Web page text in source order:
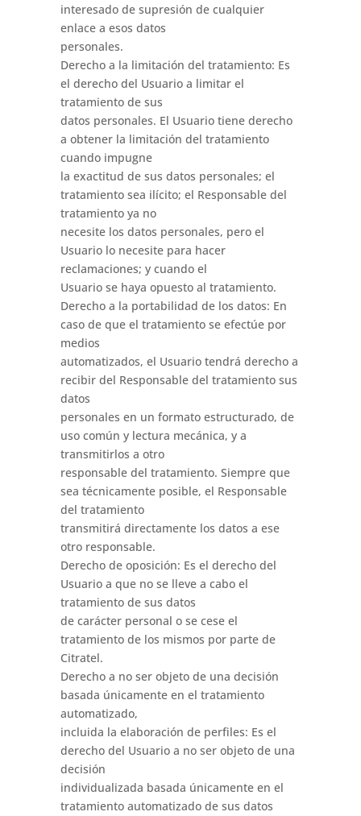
interesado de supresión de cualquier
enlace a esos datos
personales.
Derecho a la limitación del tratamiento: Es
el derecho del Usuario a limitar el
tratamiento de sus
datos personales. El Usuario tiene derecho
a obtener la limitación del tratamiento
cuando impugne
la exactitud de sus datos personales; el
tratamiento sea ilícito; el Responsable del
tratamiento ya no
necesite los datos personales, pero el
Usuario lo necesite para hacer
reclamaciones; y cuando el
Usuario se haya opuesto al tratamiento.
Derecho a la portabilidad de los datos: En
caso de que el tratamiento se efectúe por
medios
automatizados, el Usuario tendrá derecho a
recibir del Responsable del tratamiento sus
datos
personales en un formato estructurado, de
uso común y lectura mecánica, y a
transmitirlos a otro
responsable del tratamiento. Siempre que
sea técnicamente posible, el Responsable
del tratamiento
transmitirá directamente los datos a ese
otro responsable.
Derecho de oposición: Es el derecho del
Usuario a que no se lleve a cabo el
tratamiento de sus datos
de carácter personal o se cese el
tratamiento de los mismos por parte de
Citratel.
Derecho a no ser objeto de una decisión
basada únicamente en el tratamiento
automatizado,
incluida la elaboración de perfiles: Es el
derecho del Usuario a no ser objeto de una
decisión
individualizada basada únicamente en el
tratamiento automatizado de sus datos